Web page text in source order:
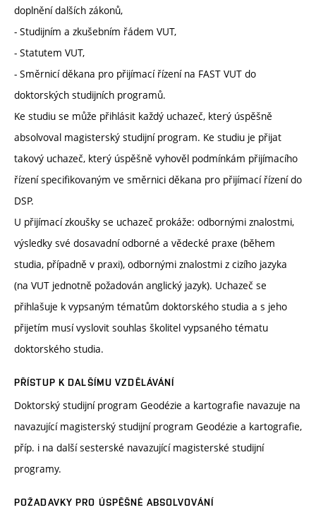
doplnění dalších zákonů,
- Studijním a zkušebním řádem VUT,
- Statutem VUT,
- Směrnicí děkana pro přijímací řízení na FAST VUT do
doktorských studijních programů.
Ke studiu se může přihlásit každý uchazeč, který úspěšně
absolvoval magisterský studijní program. Ke studiu je přijat
takový uchazeč, který úspěšně vyhověl podmínkám přijímacího
řízení specifikovaným ve směrnici děkana pro přijímací řízení do
DSP.
U přijímací zkoušky se uchazeč prokáže: odbornými znalostmi,
výsledky své dosavadní odborné a vědecké praxe (během
studia, případně v praxi), odbornými znalostmi z cizího jazyka
(na VUT jednotně požadován anglický jazyk). Uchazeč se
přihlašuje k vypsaným tématům doktorského studia a s jeho
přijetím musí vyslovit souhlas školitel vypsaného tématu
doktorského studia.
PŘÍSTUP K DALŠÍMU VZDĚLÁVÁNÍ
Doktorský studijní program Geodézie a kartografie navazuje na
navazující magisterský studijní program Geodézie a kartografie,
příp. i na další sesterské navazující magisterské studijní
programy.
POŽADAVKY PRO ÚSPĚŠNÉ ABSOLVOVÁNÍ